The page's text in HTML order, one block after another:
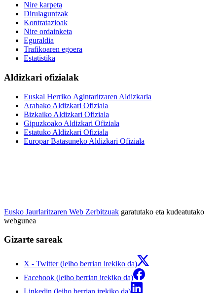
Nire karpeta
Dirulaguntzak
Kontratazioak
Nire ordainketa
Eguraldia
Trafikoaren egoera
Estatistika
Aldizkari ofizialak
Euskal Herriko Agintaritzaren Aldizkaria
Arabako Aldizkari Ofiziala
Bizkaiko Aldizkari Ofiziala
Gipuzkoako Aldizkari Ofiziala
Estatuko Aldizkari Ofiziala
Europar Batasuneko Aldizkari Ofiziala
Eusko Jaurlaritzaren Web Zerbitzuak garatutako eta kudeatutako
webgunea
Gizarte sareak
X - Twitter (leiho berrian irekiko da)
Facebook (leiho berrian irekiko da)
Linkedin (leiho berrian irekiko da)